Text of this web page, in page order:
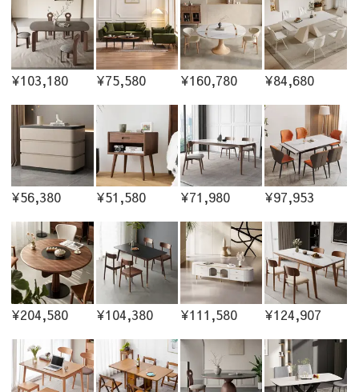
¥103,180 ¥75,580 ¥160,780 ¥84,680
¥56,380 ¥51,580 ¥71,980 ¥97,953
¥204,580 ¥104,380 ¥111,580 ¥124,907